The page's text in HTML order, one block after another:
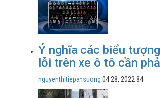
Ý nghĩa các biểu
lỗi trên xe ô tô cần
nguyenthitiepansuong 04 28, 2022 84